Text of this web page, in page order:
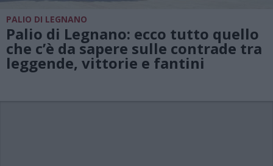
PALIO DI LEGNANO
Palio di Legnano: ecco tutto quello
che c’è da sapere sulle contrade tra
leggende, vittorie e fantini